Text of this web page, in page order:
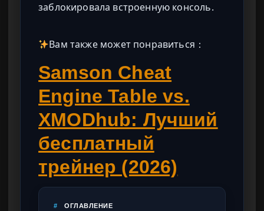
заблокировала встроенную консоль.
Вам также может понравиться：
Samson Cheat
Engine Table vs.
XMODhub: Лучший
бесплатный
трейнер (2026)
# ОГЛАВЛЕНИЕ